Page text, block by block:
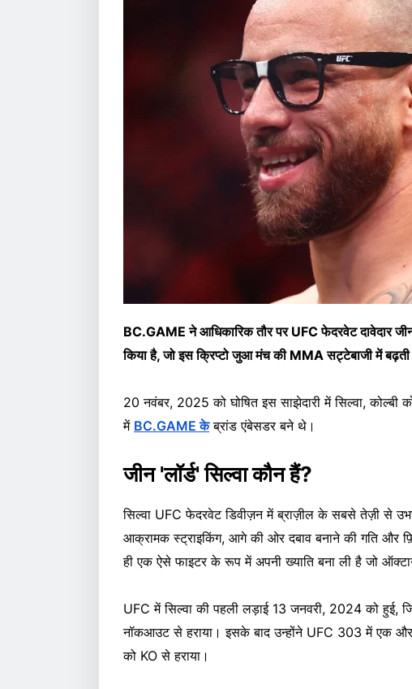
BC.GAME ने आधिकारिक तौर पर UFC फेदरवेट दावेदार
किया है, जो इस क्रिप्टो जुआ मंच की MMA सट्टेबाजी में
20 नवंबर, 2025 को घोषित इस साझेदारी में सिल्वा,
में BC.GAME केब्रांड एंबेसडर बने थे।
जीन 'लॉर्ड' सिल्वा कौन हैं?
सिल्वा UFC फेदरवेट डिवीज़न में ब्राज़ील के सबसे तेज़ी से
आक्रामक स्ट्राइकिंग, आगे की ओर दबाव बनाने की गति और
ही एक ऐसे फाइटर के रूप में अपनी ख्याति बना ली है जो
UFC में सिल्वा की पहली लड़ाई 13 जनवरी, 2024 को हुई,
नॉकआउट से हराया। इसके बाद उन्होंने UFC 303 में एक और
को KO से हराया।